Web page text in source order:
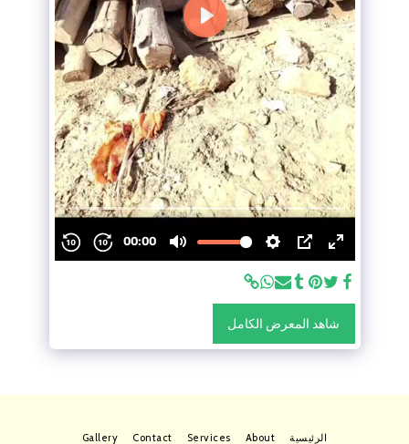
شاهد المعرض الكامل
الرئيسية About
Services
Contact
Gallery